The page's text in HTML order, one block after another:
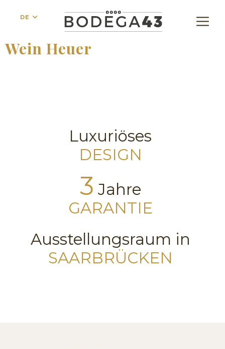
DE
Wein Heuer
Luxuriöses
DESIGN
3 Jahre
GARANTIE
Ausstellungsraum in
SAARBRÜCKEN